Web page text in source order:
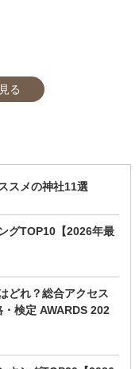
る
スメの神社11選
グTOP10【2026年最
どれ？総合アクセス
検定 AWARDS 202